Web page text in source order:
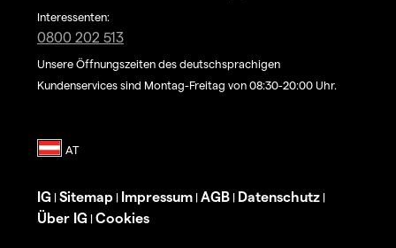
Interessenten:
0800 202 513
Unsere Öffnungszeiten des deutschsprachigen
Kundenservices sind Montag-Freitag von 08:30-20:00 Uhr.
IG | Sitemap | Impressum | AGB | Datenschutz |
Über IG | Cookies